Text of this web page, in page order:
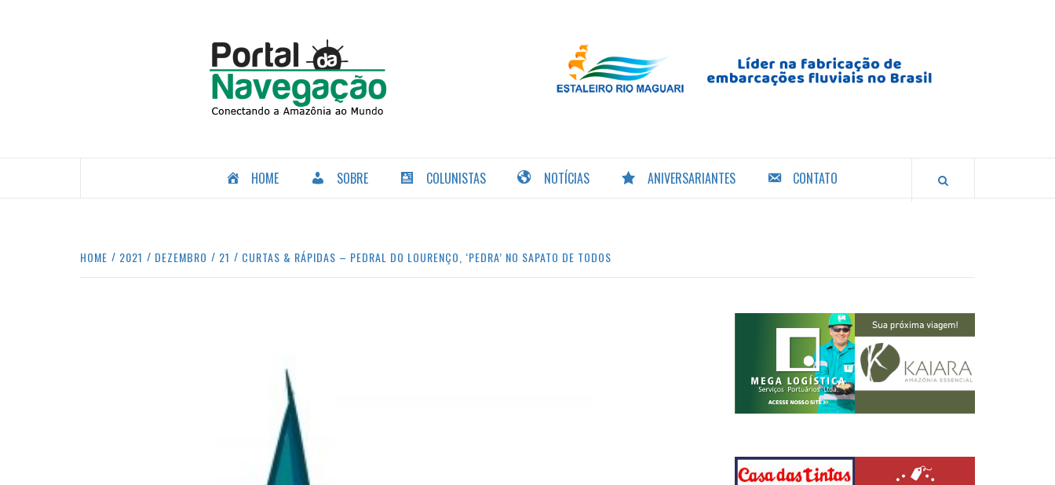
NAVEGAÇÃO
HOME SOBRE COLUNISTAS NOTÍCIAS ANIVERSARIANTES CONTATO
HOME 2021 DEZEMBRO 21 CURTAS & RÁPIDAS – PEDRAL DO LOURENÇO, ‘PEDRA’ NO SAPATO DE TODOS